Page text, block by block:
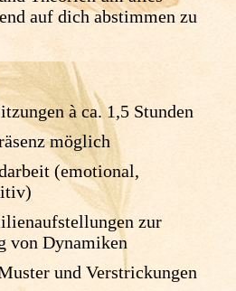
auf dich abstimmen zu
à ca. 1,5 Stunden
möglich
(emotional,
zur
von Dynamiken
und Verstrickungen